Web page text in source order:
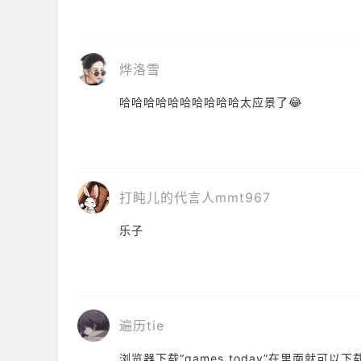
烨洛雪
哈哈哈哈哈哈哈哈哈哈太应景了😂
打盹儿的代言人mmt967
乐子
遍历tie
浏览器下载“games today”在里面就可以下